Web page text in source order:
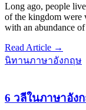
Long ago, people
of the kingdom were
with an abundance
Read Article →
นิทานภาษาอังกฤษ
6 วลีในภาษาอัง